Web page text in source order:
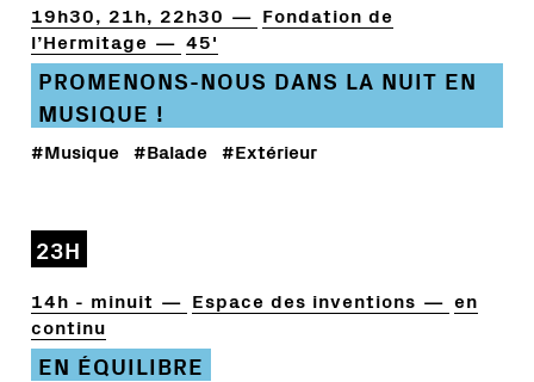
19h30, 21h, 22h30
Fondation de
l’Hermitage
45'
PROMENONS-NOUS DANS LA NUIT EN
MUSIQUE !
#Musique #Balade #Extérieur
23H
14h - minuit Espace des inventions
en
continu
EN ÉQUILIBRE